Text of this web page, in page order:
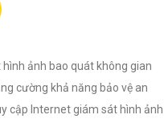
ảnh bao quát không gian
cường khả năng bảo vệ an
cập Internet giám sát hình ảnh